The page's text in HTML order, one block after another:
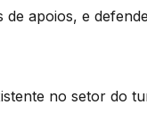
apoios, e
no setor do